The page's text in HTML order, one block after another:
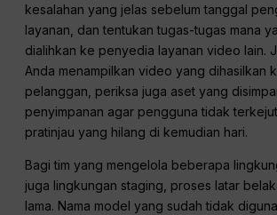
kesalahan yang jelas sebelum tanggal
layanan, dan tentukan tugas-tugas mana
dialihkan ke penyedia layanan video lain.
Anda menampilkan video yang dihasilkan
pelanggan, periksa juga aset yang
penyimpanan agar pengguna tidak
pratinjau yang hilang di kemudian hari.
Bagi tim yang mengelola beberapa
juga lingkungan staging, proses latar
lama. Nama model yang sudah tidak